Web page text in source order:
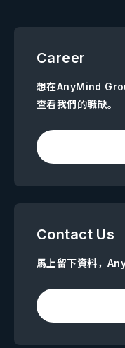
Career
想在AnyMind
查看我們的職缺。
Contact Us
馬上留下資料，